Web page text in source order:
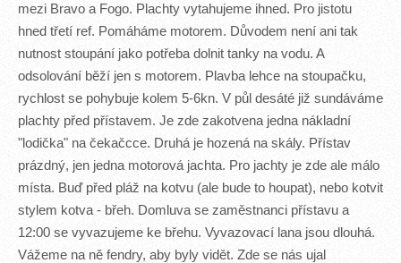
mezi Bravo a Fogo. Plachty vytahujeme ihned. Pro jistotu
hned třetí ref. Pomáháme motorem. Důvodem není ani tak
nutnost stoupání jako potřeba dolnit tanky na vodu. A
odsolování běží jen s motorem. Plavba lehce na stoupačku,
rychlost se pohybuje kolem 5-6kn. V půl desáté již sundáváme
plachty před přístavem. Je zde zakotvena jedna nákladní
"lodička" na čekačcce. Druhá je hozená na skály. Přístav
prázdný, jen jedna motorová jachta. Pro jachty je zde ale málo
místa. Buď před pláž na kotvu (ale bude to houpat), nebo kotvit
stylem kotva - břeh. Domluva se zaměstnanci přístavu a
12:00 se vyvazujeme ke břehu. Vyvazovací lana jsou dlouhá.
Vážeme na ně fendry, aby byly vidět. Zde se nás ujal